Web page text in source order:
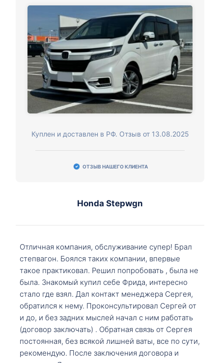
Куплен и доставлен в РФ. Отзыв от 13.08.2025
ОТЗЫВ НАШЕГО КЛИЕНТА
Honda Stepwgn
Отличная компания, обслуживание супер! Брал
степвагон. Боялся таких компании, впервые
такое практиковал. Решил попробовать , была не
была. Знакомый купил себе Фрида, интересно
стало где взял. Дал контакт менеджера Сергея,
обратился к нему. Проконсультировал Сергей от
и до, и без задних мыслей начал с ним работать
(договор заключать) . Обратная связь от Сергея
постоянная, без всякой лишней ваты, все по сути,
рекомендую. После заключения договора и